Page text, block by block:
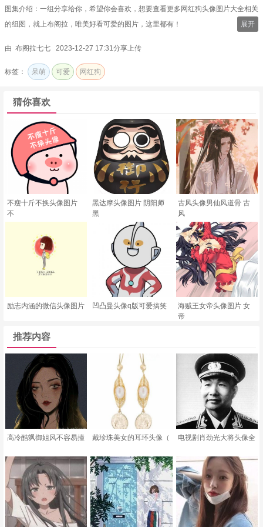
图集介绍：一组分享给你，希望你会喜欢，想要查看更多网红狗头像图片大全相关
的组图，就上布阁拉，唯美好看可爱的图片，这里都有！
展开
由 布阁拉七七 2023-12-27 17:31分享上传
标签： 呆萌 可爱 网红狗
猜你喜欢
不瘦十斤不换头像图片
不
黑达摩头像图片 阴阳师
黑
古风头像男仙风道骨 古
风
励志内涵的微信头像图片 凹凸曼头像q版可爱搞笑
海贼王女帝头像图片 女
帝
推荐内容
高冷酷飒御姐风不容易撞 戴珍珠美女的耳环头像（ 电视剧肖劲光大将头像全